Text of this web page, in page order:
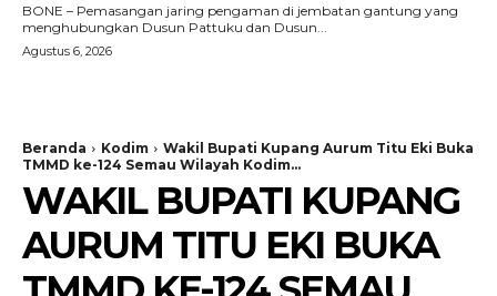
BONE – Pemasangan jaring pengaman di jembatan gantung yang
menghubungkan Dusun Pattuku dan Dusun...
Agustus 6, 2026